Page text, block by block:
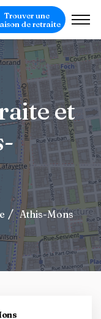
Trouver une
de retraite
et
Athis-Mons